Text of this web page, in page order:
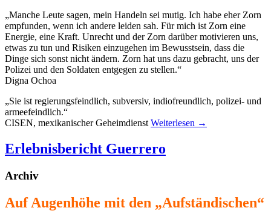
„Manche Leute sagen, mein Handeln sei mutig. Ich habe eher Zorn
empfunden, wenn ich andere leiden sah. Für mich ist Zorn eine
Energie, eine Kraft. Unrecht und der Zorn darüber motivieren uns,
etwas zu tun und Risiken einzugehen im Bewusstsein, dass die
Dinge sich sonst nicht ändern. Zorn hat uns dazu gebracht, uns der
Polizei und den Soldaten entgegen zu stellen.“
Digna Ochoa
„Sie ist regierungsfeindlich, subversiv, indiofreundlich, polizei- und
armeefeindlich.“
CISEN, mexikanischer Geheimdienst Weiterlesen →
Erlebnisbericht Guerrero
Archiv
Auf Augenhöhe mit den „Aufständischen“